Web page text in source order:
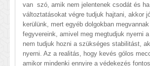
van szó, amik nem jelentenek csodát és
változtatásokat végre tudjuk hajtani, akkor
kerülünk, mert egyéb dolgokban
fegyvereink, amivel meg megtudjuk nyerni
nem tudjuk hozni a szükséges stabilitást,
nyerni. Az a realitás, hogy kevés gólos
amikor mindenki ennyire a védekezés